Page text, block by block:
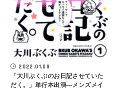
2022.01.08
「大川ぶくぶのお日記させていた
だく。」単行本出演―メンズメイ